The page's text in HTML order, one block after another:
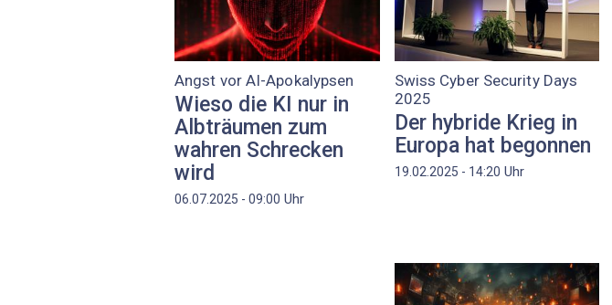
Angst vor AI-Apokalypsen
Wieso die KI nur in
Albträumen zum
wahren Schrecken
wird
06.07.2025 - 09:00 Uhr
Swiss Cyber Security Days
2025
Der hybride Krieg in
Europa hat begonnen
19.02.2025 - 14:20 Uhr